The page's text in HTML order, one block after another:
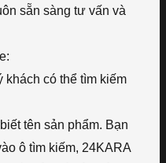
sẵn sàng tư vấn và
khách có thể tìm kiếm
tên sản phẩm. Bạn
ô tìm kiếm, 24KARA